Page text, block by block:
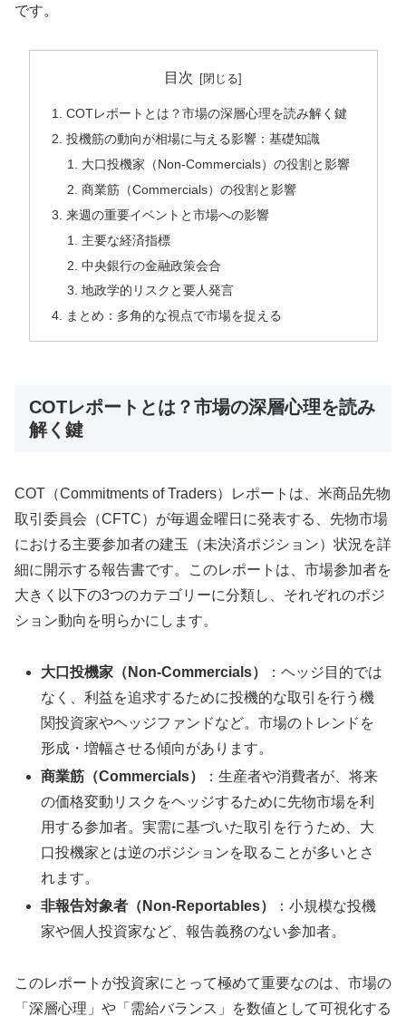
です。
目次
COTレポートとは？市場の深層心理を読み解く鍵
投機筋の動向が相場に与える影響：基礎知識
大口投機家（Non-Commercials）の役割と影響
商業筋（Commercials）の役割と影響
来週の重要イベントと市場への影響
主要な経済指標
中央銀行の金融政策会合
地政学的リスクと要人発言
まとめ：多角的な視点で市場を捉える
COTレポートとは？市場の深層心理を読み
解く鍵
COT（Commitments of Traders）レポートは、米商品先物
取引委員会（CFTC）が毎週金曜日に発表する、先物市場
における主要参加者の建玉（未決済ポジション）状況を詳
細に開示する報告書です。このレポートは、市場参加者を
大きく以下の3つのカテゴリーに分類し、それぞれのポジ
ション動向を明らかにします。
大口投機家（Non-Commercials）
：ヘッジ目的では
なく、利益を追求するために投機的な取引を行う機
関投資家やヘッジファンドなど。市場のトレンドを
形成・増幅させる傾向があります。
商業筋（Commercials）
：生産者や消費者が、将来
の価格変動リスクをヘッジするために先物市場を利
用する参加者。実需に基づいた取引を行うため、大
口投機家とは逆のポジションを取ることが多いとさ
れます。
非報告対象者（Non-Reportables）
：小規模な投機
家や個人投資家など、報告義務のない参加者。
このレポートが投資家にとって極めて重要なのは、市場の
「深層心理」や「需給バランス」を数値として可視化する